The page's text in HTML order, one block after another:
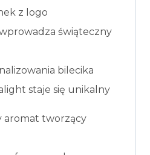
z logo
świąteczny
bilecika
staje się unikalny
aromat tworzący